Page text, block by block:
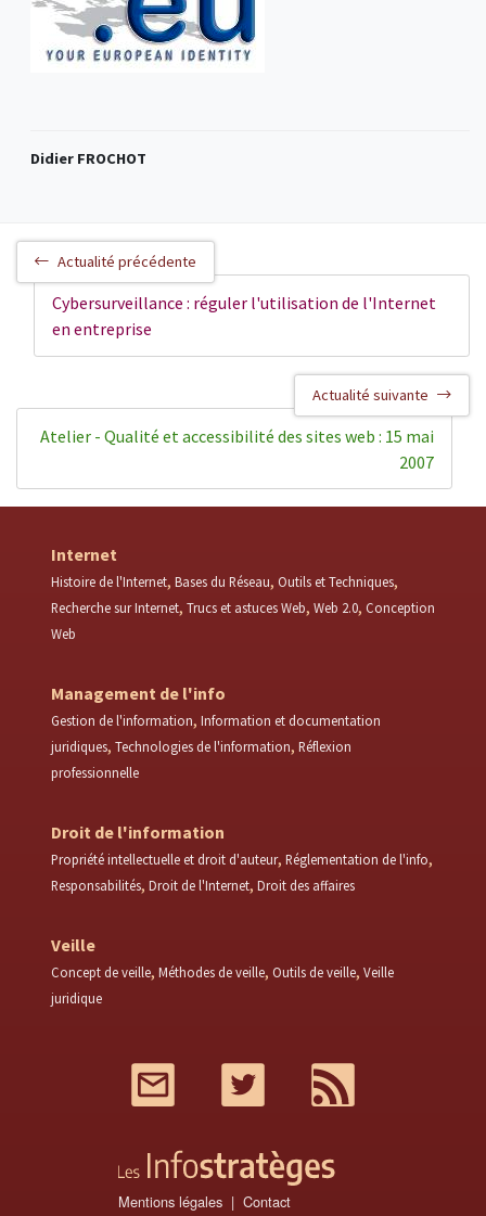
Didier FROCHOT
Actualité précédente
Cybersurveillance : réguler l'utilisation de l'Internet
en entreprise
Actualité suivante
Atelier - Qualité et accessibilité des sites web : 15 mai
2007
Internet
Histoire de l'Internet Bases du Réseau Outils et Techniques
Recherche sur Internet Trucs et astuces Web Web 2.0 Conception
Web
Management de l'info
Gestion de l'information Information et documentation
juridiques Technologies de l'information Réflexion
professionnelle
Droit de l'information
Propriété intellectuelle et droit d'auteur Réglementation de l'info
Responsabilités Droit de l'Internet Droit des affaires
Veille
Concept de veille Méthodes de veille Outils de veille Veille
juridique
Twitter
Mentions légales Contact